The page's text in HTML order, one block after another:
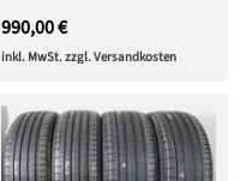
990,00 €
inkl. MwSt. zzgl. Versandkosten